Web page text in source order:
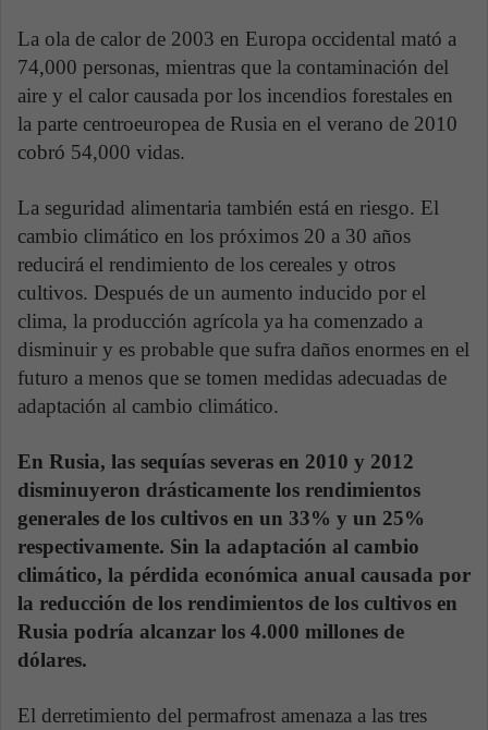
La ola de calor de 2003 en Europa occidental mató a
74,000 personas, mientras que la contaminación del
aire y el calor causada por los incendios forestales en
la parte centroeuropea de Rusia en el verano de 2010
cobró 54,000 vidas.
La seguridad alimentaria también está en riesgo. El
cambio climático en los próximos 20 a 30 años
reducirá el rendimiento de los cereales y otros
cultivos. Después de un aumento inducido por el
clima, la producción agrícola ya ha comenzado a
disminuir y es probable que sufra daños enormes en el
futuro a menos que se tomen medidas adecuadas de
adaptación al cambio climático.
En Rusia, las sequías severas en 2010 y 2012
disminuyeron drásticamente los rendimientos
generales de los cultivos en un 33% y un 25%
respectivamente. Sin la adaptación al cambio
climático, la pérdida económica anual causada por
la reducción de los rendimientos de los cultivos en
Rusia podría alcanzar los 4.000 millones de
dólares.
El derretimiento del permafrost amenaza a las tres